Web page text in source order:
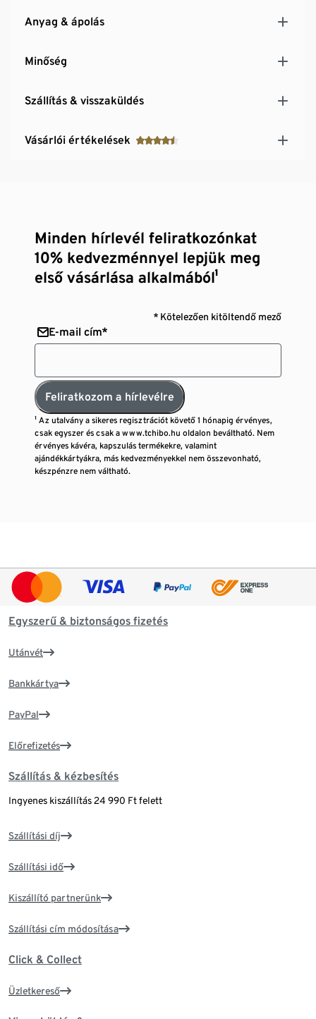
Anyag & ápolás
Minőség
Szállítás & visszaküldés
Vásárlói értékelések
Minden hírlevél feliratkozónkat
10% kedvezménnyel lepjük meg
első vásárlása alkalmából¹
* Kötelezően kitöltendő mező
E-mail cím*
Feliratkozom a hírlevélre
¹ Az utalvány a sikeres regisztrációt követő 1 hónapig érvényes,
csak egyszer és csak a www.tchibo.hu oldalon beváltható. Nem
érvényes kávéra, kapszulás termékekre, valamint
ajándékkártyákra, más kedvezményekkel nem összevonható,
készpénzre nem váltható.
Egyszerű & biztonságos fizetés
Utánvét
Bankkártya
PayPal
Előrefizetés
Szállítás & kézbesítés
Ingyenes kiszállítás 24 990 Ft felett
Szállítási díj
Szállítási idő
Kiszállító partnerünk
Szállítási cím módosítása
Click & Collect
Üzletkereső